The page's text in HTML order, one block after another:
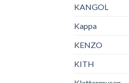
KANGOL
Kappa
KENZO
KITH